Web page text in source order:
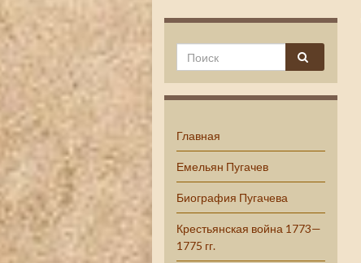
Главная
Емельян Пугачев
Биография Пугачева
Крестьянская война 1773—
1775 гг.